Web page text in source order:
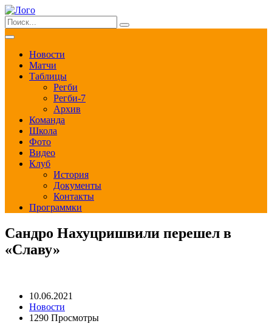
Новости
Матчи
Таблицы
Регби
Регби-7
Архив
Команда
Школа
Фото
Видео
Клуб
История
Документы
Контакты
Программки
Сандро Нахуцришвили перешел в
«Славу»
10.06.2021
Новости
1290 Просмотры